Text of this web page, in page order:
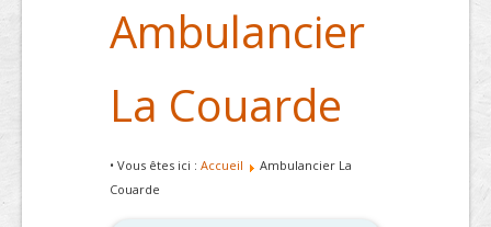
Ambulancier
La Couarde
• Vous êtes ici : Accueil
Ambulancier La
Couarde